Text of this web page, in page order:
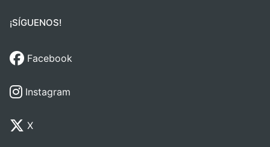
¡SÍGUENOS!
Facebook
Instagram
X